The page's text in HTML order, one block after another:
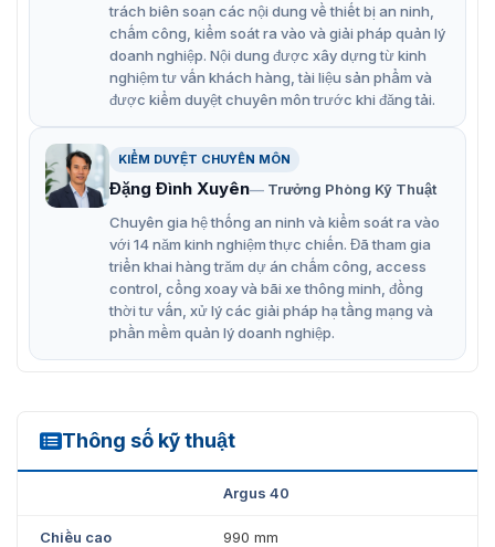
Khung cổng chất lượng thép không gỉ, kết hợp với
kính cường lực hoặc acrylic trong suốt.
Hỗ trợ các phương thức truy cập hiện đại như thẻ từ,
mã QR, nhận diện khuôn mặt hoặc vân tay.
Tốc độ xử lý nhanh chóng, phù hợp cho các khu vực
có lưu lượng người qua lại lớn.
Tích hợp hệ thống cảm biến thông minh để chống
nối đuôi.
Trang bị cảm biến phát hiện người hoặc vật cản,
ngăn ngừa va chạm khi cánh cổng đóng/mở.
Cánh cửa có chiều rộng mở lớn, cho phép người đi
hợp khẩn cấp
Ưu đãi khi mua cổng phân làn
Dormakaba Argus 40 tại
trách biên soạn các nội dung về thiết bị an ninh,
chấm công, kiểm soát ra vào và giải pháp quản lý
doanh nghiệp. Nội dung được xây dựng từ kinh
nghiệm tư vấn khách hàng, tài liệu sản phẩm và
được kiểm duyệt chuyên môn trước khi đăng tải.
KIỂM DUYỆT CHUYÊN MÔN
Đặng Đình Xuyên
Trưởng Phòng Kỹ Thuật
Chuyên gia hệ thống an ninh và kiểm soát ra vào
với 14 năm kinh nghiệm thực chiến. Đã tham gia
triển khai hàng trăm dự án chấm công, access
control, cổng xoay và bãi xe thông minh, đồng
thời tư vấn, xử lý các giải pháp hạ tầng mạng và
phần mềm quản lý doanh nghiệp.
Thông số kỹ thuật
Argus 40
Argus 40
Chiều cao 990 mm